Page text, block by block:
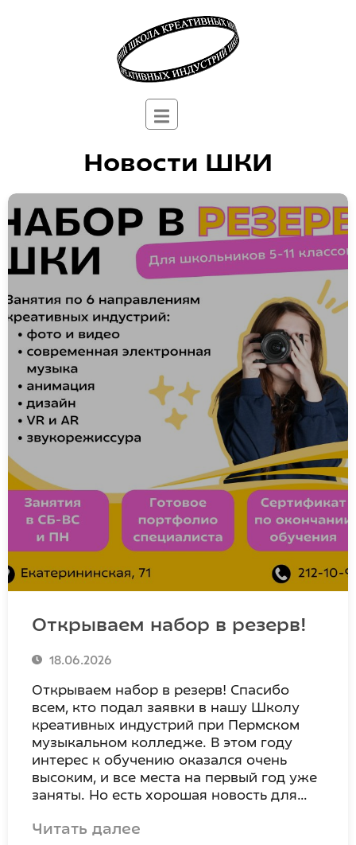
Новости ШКИ
Открываем набор в резерв!
18.06.2026
Открываем набор в резерв! Спасибо
всем, кто подал заявки в нашу Школу
креативных индустрий при Пермском
музыкальном колледже. В этом году
интерес к обучению оказался очень
высоким, и все места на первый год уже
заняты. Но есть хорошая новость для…
Читать далее